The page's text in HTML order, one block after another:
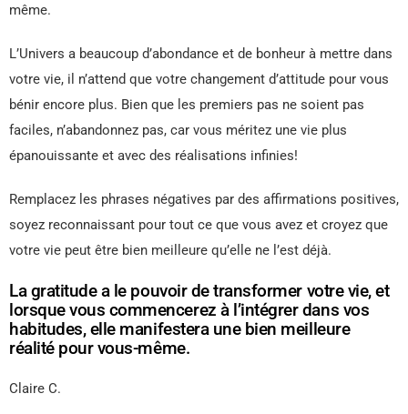
même.
L’Univers a beaucoup d’abondance et de bonheur à mettre dans
votre vie, il n’attend que votre changement d’attitude pour vous
bénir encore plus. Bien que les premiers pas ne soient pas
faciles, n’abandonnez pas, car vous méritez une vie plus
épanouissante et avec des réalisations infinies!
Remplacez les phrases négatives par des affirmations positives,
soyez reconnaissant pour tout ce que vous avez et croyez que
votre vie peut être bien meilleure qu’elle ne l’est déjà.
La gratitude a le pouvoir de transformer votre vie, et
lorsque vous commencerez à l’intégrer dans vos
habitudes, elle manifestera une bien meilleure
réalité pour vous-même.
Claire C.